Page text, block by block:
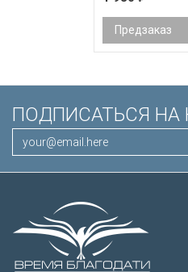
Предзаказ
ПОДПИСАТЬСЯ НА